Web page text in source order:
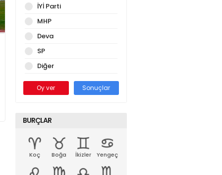
İYİ Parti
MHP
Deva
SP
Diğer
Oy ver Sonuçlar
BURÇLAR
Koç Boğa İkizler Yengeç